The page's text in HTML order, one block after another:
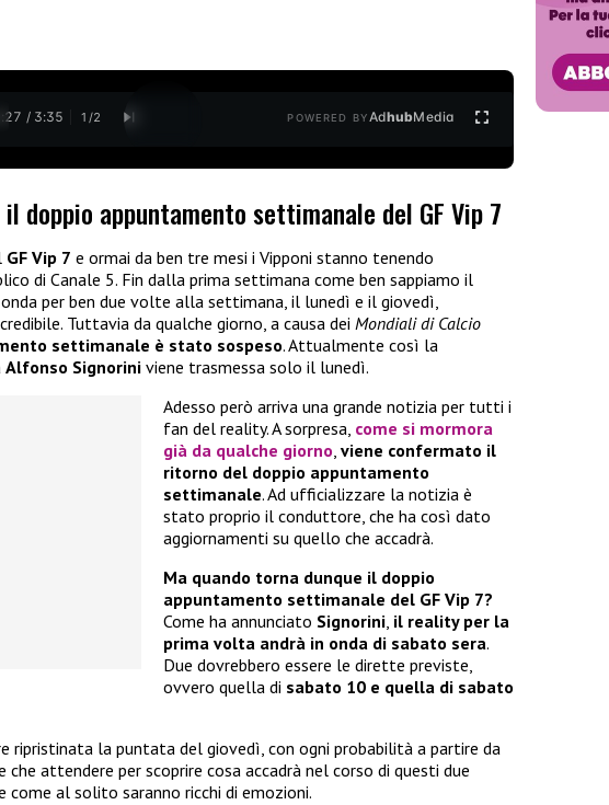
0:28 / 3:35 1 /2 POWERED BYAdhubMedia
doppio appuntamento settimanale del GF Vip 7
GF Vip 7 e ormai da ben tre mesi i Vipponi stanno tenendo
di Canale 5. Fin dalla prima settimana come ben sappiamo il
per ben due volte alla settimana, il lunedì e il giovedì,
Tuttavia da qualche giorno, a causa dei Mondiali di Calcio
settimanale è stato sospeso. Attualmente così la
Alfonso Signorini viene trasmessa solo il lunedì.
Adesso però arriva una grande notizia per tutti i
fan del reality. A sorpresa, come si mormora
già da qualche giorno, viene confermato il
ritorno del doppio appuntamento
settimanale. Ad ufficializzare la notizia è
stato proprio il conduttore, che ha così dato
aggiornamenti su quello che accadrà.
Ma quando torna dunque il doppio
appuntamento settimanale del GF Vip 7?
Come ha annunciato Signorini, il reality per la
prima volta andrà in onda di sabato sera.
Due dovrebbero essere le dirette previste,
ovvero quella di sabato 10 e quella di sabato
ripristinata la puntata del giovedì, con ogni probabilità a partire da
che attendere per scoprire cosa accadrà nel corso di questi due
come al solito saranno ricchi di emozioni.